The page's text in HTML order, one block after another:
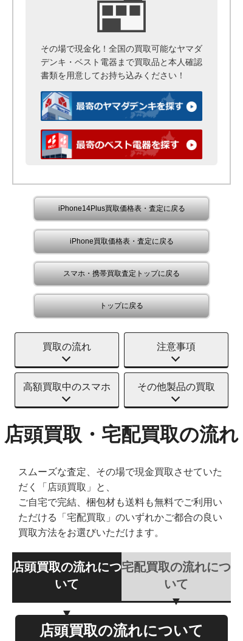
その場で現金化！全国の買取可能なヤマダ
デンキ・ベスト電器まで買取品と本人確認
書類を用意してお持ち込みください！
iPhone14Plus買取価格表・査定に戻る
iPhone買取価格表・査定に戻る
スマホ・携帯買取査定トップに戻る
トップに戻る
買取の流れ 注意事項
高額買取中のスマホ その他製品の買取
店頭買取・宅配買取の流れ
スムーズな査定、その場で現金買取させていた
だく「店頭買取」と、
ご自宅で完結、梱包材も送料も無料でご利用い
ただける「宅配買取」のいずれかご都合の良い
買取方法をお選びいただけます。
店頭買取の流れにつ
いて
宅配買取の流れにつ
いて
店頭買取の流れについて